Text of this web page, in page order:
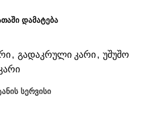
ᲓᲐᲛᲐᲢᲔᲑᲐ
, გადაკრული კარი, უშუშო
ᲡᲔᲠᲕᲘᲡᲘ